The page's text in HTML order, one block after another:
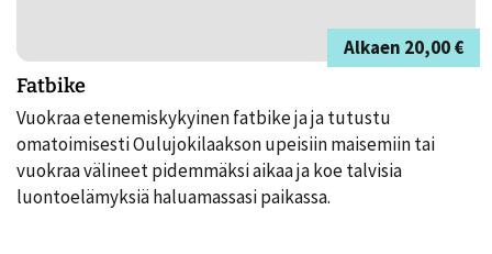
Alkaen 20,00 €
Fatbike
Vuokraa etenemiskykyinen fatbike ja ja tutustu
omatoimisesti Oulujokilaakson upeisiin maisemiin tai
vuokraa välineet pidemmäksi aikaa ja koe talvisia
luontoelämyksiä haluamassasi paikassa.